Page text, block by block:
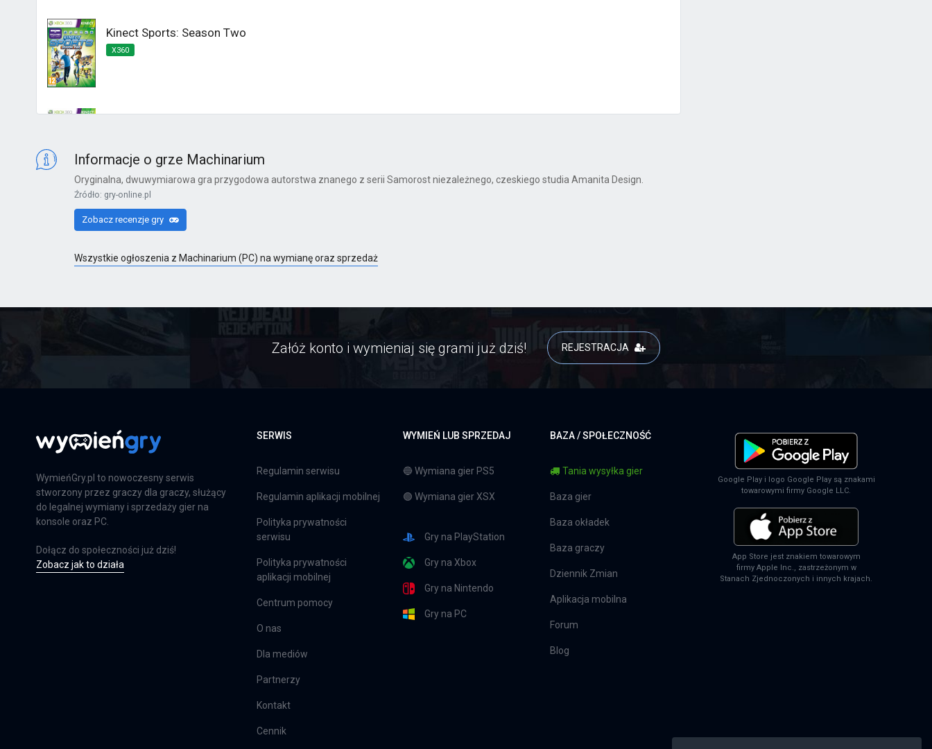
Kinect Sports: Season Two
X360
Far Cry 6: Yara Edition
PS4
Far Cry 6: Limited Edition
PS5
Informacje o grze Machinarium
Oryginalna, dwuwymiarowa gra przygodowa autorstwa znanego z serii Samorost niezależnego, czeskiego studia Amanita Design.
Źródło: gry-online.pl
Zobacz recenzje gry
Wszystkie ogłoszenia z Machinarium (PC) na wymianę oraz sprzedaż
Załóż konto i wymieniaj się grami już dziś! REJESTRACJA
WymieńGry.pl to nowoczesny serwis
stworzony przez graczy dla graczy, służący
do legalnej wymiany i sprzedaży gier na
konsole oraz PC.
Dołącz do społeczności już dziś!
Zobacz jak to działa
SERWIS
Regulamin serwisu
Regulamin aplikacji mobilnej
Polityka prywatności
serwisu
Polityka prywatności
aplikacji mobilnej
Centrum pomocy
O nas
Dla mediów
Partnerzy
Kontakt
Cennik
WYMIEŃ LUB SPRZEDAJ
🔵 Wymiana gier PS5
🟢 Wymiana gier XSX
Gry na PlayStation
Gry na Xbox
Gry na Nintendo
Gry na PC
BAZA / SPOŁECZNOŚĆ
Tania wysyłka gier
Baza gier
Baza okładek
Baza graczy
Dziennik Zmian
Aplikacja mobilna
Forum
Blog
Google Play i logo Google Play są znakami
towarowymi firmy Google LLC.
App Store jest znakiem towarowym
firmy Apple Inc., zastrzeżonym w
Stanach Zjednoczonych i innych krajach.